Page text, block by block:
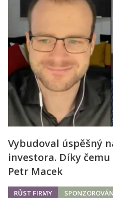
Vybudoval úspěšný
investora. Díky
Petr Macek
RŮST FIRMY